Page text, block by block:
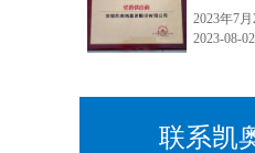
2023-08-02
联系凯